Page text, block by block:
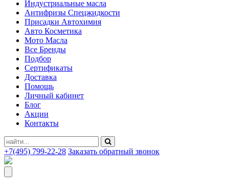
Индустриальные масла
Антифризы Спецжидкости
Присадки Автохимия
Авто Косметика
Мото Масла
Все Бренды
Подбор
Сертификаты
Доставка
Помощь
Личный кабинет
Блог
Акции
Контакты
+7(495) 799-22-28 Заказать обратный звонок